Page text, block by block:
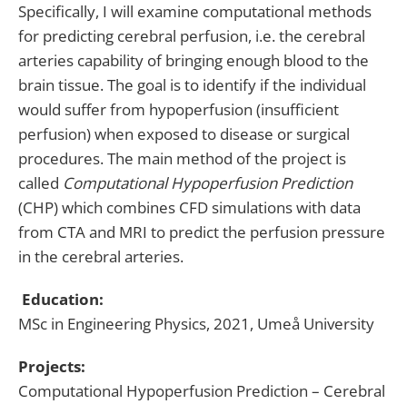
Specifically, I will examine computational methods
for predicting cerebral perfusion, i.e. the cerebral
arteries capability of bringing enough blood to the
brain tissue. The goal is to identify if the individual
would suffer from hypoperfusion (insufficient
perfusion) when exposed to disease or surgical
procedures. The main method of the project is
called Computational Hypoperfusion Prediction
(CHP) which combines CFD simulations with data
from CTA and MRI to predict the perfusion pressure
in the cerebral arteries.
Education:
MSc in Engineering Physics, 2021, Umeå University
Projects:
Computational Hypoperfusion Prediction – Cerebral